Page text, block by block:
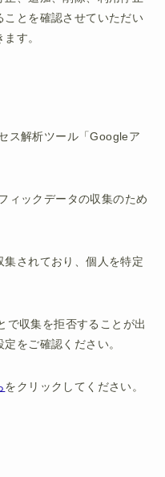
とを確認させていただい
す。
ス解析ツール「Googleア
ィックデータの収集のため
集されており、個人を特定
で収集を拒否することが出
をご確認ください。
をクリックしてください。